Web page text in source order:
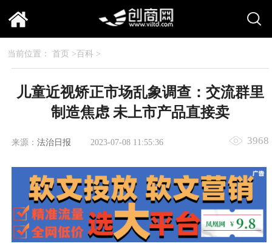
当前位置： 首页 >百科 >
儿童近视矫正市场乱象调查：交流群里
制造焦虑 未上市产品直接卖
来源： 法治日报 2023-07-08 11:55:36 3968